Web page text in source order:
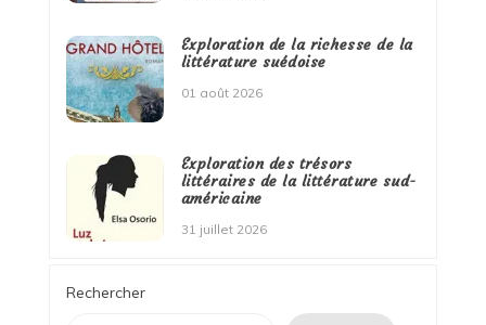
Exploration de la richesse de la
littérature suédoise
01 août 2026
Exploration des trésors
littéraires de la littérature sud-
américaine
31 juillet 2026
Rechercher